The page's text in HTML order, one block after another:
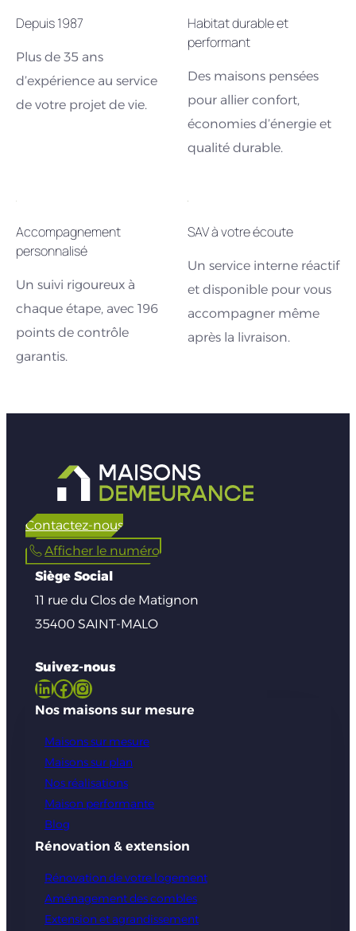
Depuis 1987
Plus de 35 ans
d’expérience au service
de votre projet de vie.
Habitat durable et
performant
Des maisons pensées
pour allier confort,
économies d’énergie et
qualité durable.
Accompagnement
personnalisé
Un suivi rigoureux à
chaque étape, avec 196
points de contrôle
garantis.
SAV à votre écoute
Un service interne réactif
et disponible pour vous
accompagner même
après la livraison.
Contactez-nous
Afficher le numéro
Siège Social
11 rue du Clos de Matignon
35400 SAINT-MALO
Suivez-nous
LinkedIn Facebook Instagram
Nos maisons sur mesure
Maisons sur mesure
Maisons sur plan
Nos réalisations
Maison performante
Blog
Rénovation & extension
Rénovation de votre logement
Aménagement des combles
Extension et agrandissement